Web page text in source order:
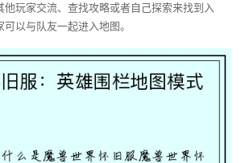
玩家交流、查找攻略或者自己探索来找到入
以与队友一起进入地图。